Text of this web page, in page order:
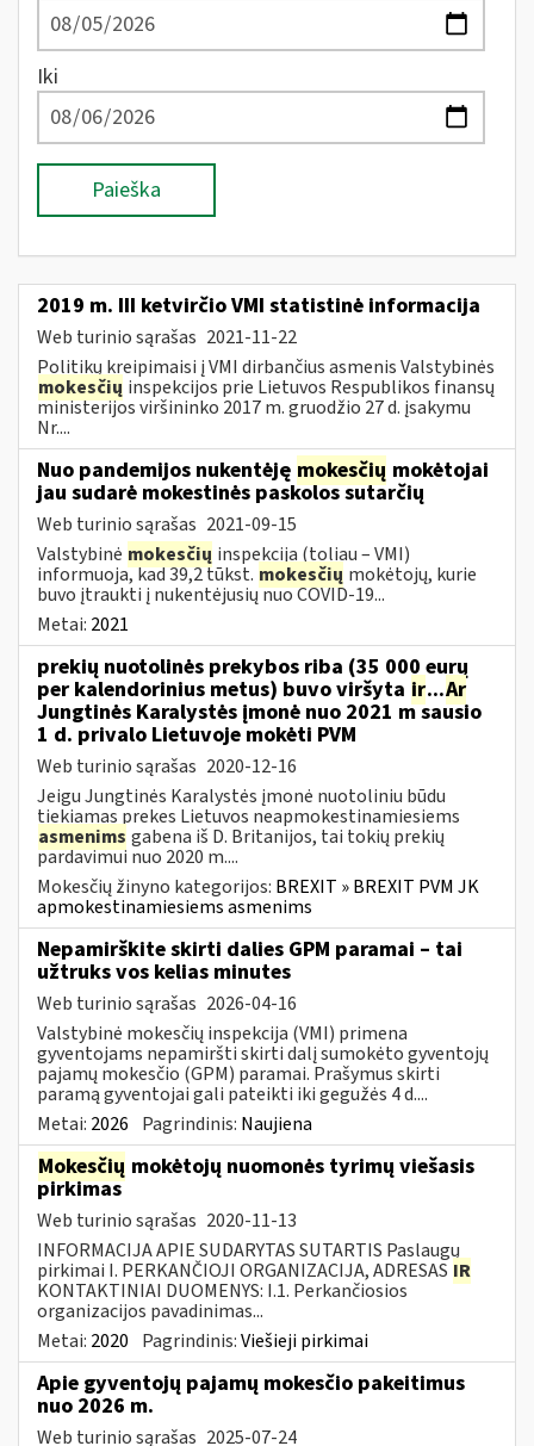
Iki
Paieška
2019 m. III ketvirčio VMI statistinė informacija
Web turinio sąrašas 2021-11-22
Politikų kreipimaisi į VMI dirbančius asmenis Valstybinės
mokesčių inspekcijos prie Lietuvos Respublikos finansų
ministerijos viršininko 2017 m. gruodžio 27 d. įsakymu
Nr....
Nuo pandemijos nukentėję mokesčių mokėtojai
jau sudarė mokestinės paskolos sutarčių
Web turinio sąrašas 2021-09-15
Valstybinė mokesčių inspekcija (toliau – VMI)
informuoja, kad 39,2 tūkst. mokesčių mokėtojų, kurie
buvo įtraukti į nukentėjusių nuo COVID-19...
Metai: 2021
prekių nuotolinės prekybos riba (35 000 eurų
per kalendorinius metus) buvo viršyta ir...Ar
Jungtinės Karalystės įmonė nuo 2021 m sausio
1 d. privalo Lietuvoje mokėti PVM
Web turinio sąrašas 2020-12-16
Jeigu Jungtinės Karalystės įmonė nuotoliniu būdu
tiekiamas prekes Lietuvos neapmokestinamiesiems
asmenims gabena iš D. Britanijos, tai tokių prekių
pardavimui nuo 2020 m....
Mokesčių žinyno kategorijos: BREXIT » BREXIT PVM JK
apmokestinamiesiems asmenims
Nepamirškite skirti dalies GPM paramai – tai
užtruks vos kelias minutes
Web turinio sąrašas 2026-04-16
Valstybinė mokesčių inspekcija (VMI) primena
gyventojams nepamiršti skirti dalį sumokėto gyventojų
pajamų mokesčio (GPM) paramai. Prašymus skirti
paramą gyventojai gali pateikti iki gegužės 4 d....
Metai: 2026 Pagrindinis: Naujiena
Mokesčių mokėtojų nuomonės tyrimų viešasis
pirkimas
Web turinio sąrašas 2020-11-13
INFORMACIJA APIE SUDARYTAS SUTARTIS Paslaugų
pirkimai I. PERKANČIOJI ORGANIZACIJA, ADRESAS IR
KONTAKTINIAI DUOMENYS: I.1. Perkančiosios
organizacijos pavadinimas...
Metai: 2020 Pagrindinis:Viešieji pirkimai
Apie gyventojų pajamų mokesčio pakeitimus
nuo 2026 m.
Web turinio sąrašas 2025-07-24